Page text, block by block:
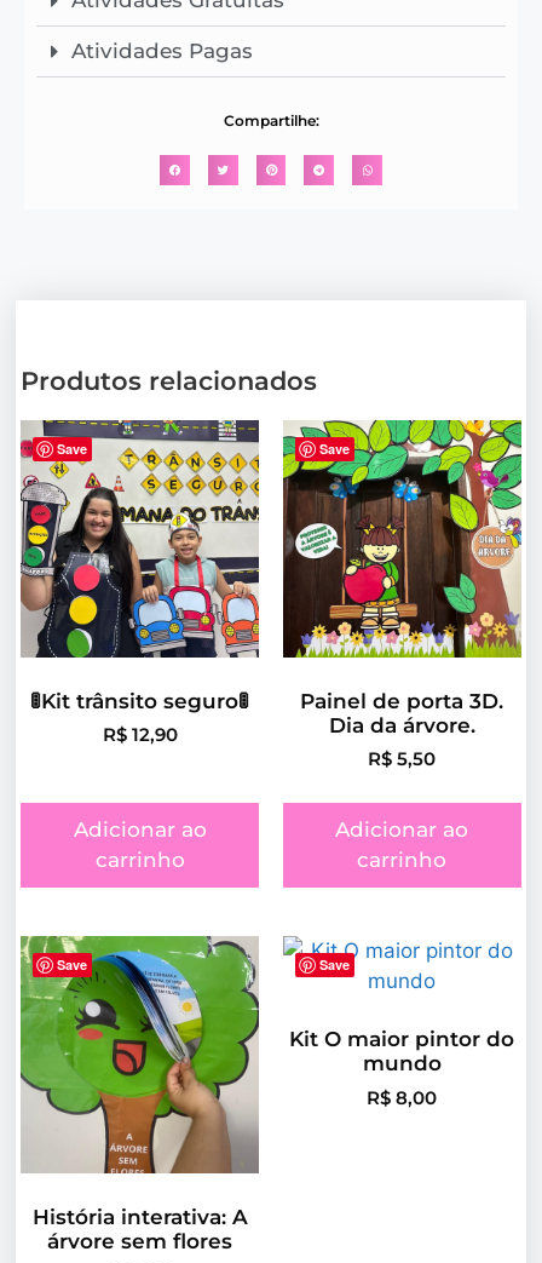
Atividades Pagas
Compartilhe:
Produtos relacionados
Save
🚦Kit trânsito seguro🚦
R$12,90
Adicionar ao
carrinho
Save
Painel de porta 3D.
Dia da árvore.
R$ 5,50
Adicionar ao
carrinho
Save
História interativa: A
árvore sem flores
Save
Kit O maior pintor do
mundo
R$ 8,00